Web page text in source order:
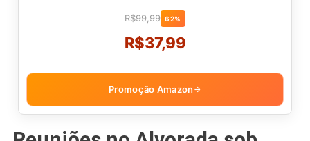
R$99,99 62%
R$37,99
Promoção Amazon →